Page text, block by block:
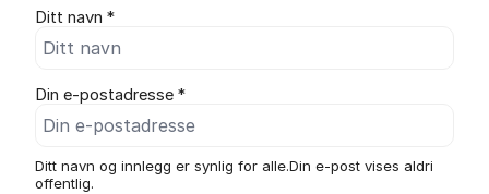
Ditt navn *
Din e-postadresse *
Ditt navn og innlegg er synlig for alle.Din e-post vises aldri
offentlig.